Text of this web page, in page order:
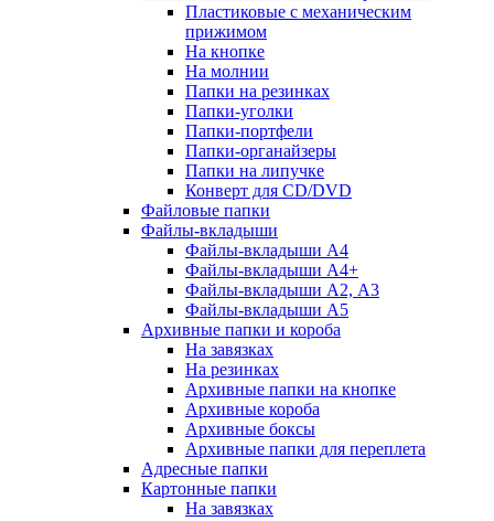
Пластиковые с механическим
прижимом
На кнопке
На молнии
Папки на резинках
Папки-уголки
Папки-портфели
Папки-органайзеры
Папки на липучке
Конверт для CD/DVD
Файловые папки
Файлы-вкладыши
Файлы-вкладыши А4
Файлы-вкладыши А4+
Файлы-вкладыши А2, А3
Файлы-вкладыши А5
Архивные папки и короба
На завязках
На резинках
Архивные папки на кнопке
Архивные короба
Архивные боксы
Архивные папки для переплета
Адресные папки
Картонные папки
На завязках